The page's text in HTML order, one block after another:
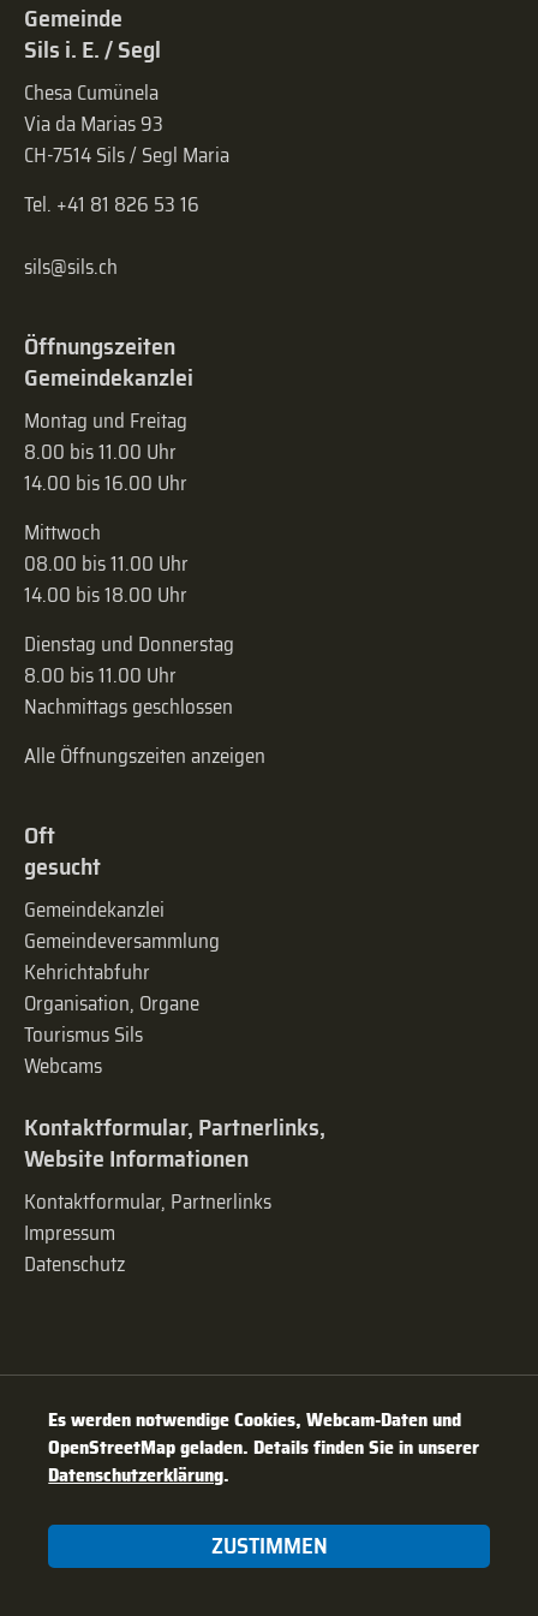
Gemeinde
Sils i. E. / Segl
Chesa Cumünela
Via da Marias 93
CH-7514 Sils / Segl Maria
Tel. +41 81 826 53 16
sils@sils.ch
Öffnungszeiten
Gemeindekanzlei
Montag und Freitag
8.00 bis 11.00 Uhr
14.00 bis 16.00 Uhr
Mittwoch
08.00 bis 11.00 Uhr
14.00 bis 18.00 Uhr
Dienstag und Donnerstag
8.00 bis 11.00 Uhr
Nachmittags geschlossen
Alle Öffnungszeiten anzeigen
Oft
gesucht
Gemeindekanzlei
Gemeinde­versammlung
Kehrichtabfuhr
Organisation, Organe
Tourismus Sils
Webcams
Kontaktformular, Partnerlinks,
Website Informationen
Kontaktformular, Partnerlinks
Impressum
Datenschutz
Es werden notwendige Cookies, Webcam-Daten und
OpenStreetMap geladen. Details finden Sie in unserer
Datenschutzerklärung.
ZUSTIMMEN